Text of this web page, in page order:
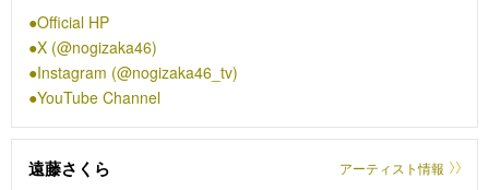
数は3,000万枚を突破。ライブ規模も年々拡大し、「真夏の全
国ツアー2024」では全国ドーム・スタジアムツアーを開催。海
外人気も高く、これまでにフランス・シンガポール・香港・上
海・台湾でも大規模公演を実施しており、2024年は香港での単
独公演を成功させた。言わずと知れた日本を代表するアイドル
Official HP
X (@nogizaka46)
Instagram (@nogizaka46_tv)
YouTube Channel
遠藤さくら アーティスト情報